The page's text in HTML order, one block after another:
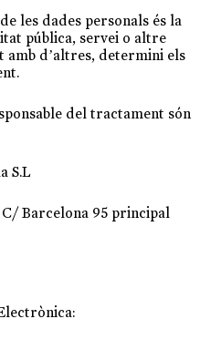
les dades personals és la
pública, servei o altre
amb d’altres, determini els
del tractament són
S.L
Barcelona 95 principal